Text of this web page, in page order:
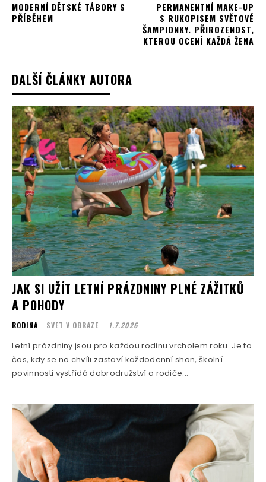
MODERNÍ DĚTSKÉ TÁBORY S
PŘÍBĚHEM
PERMANENTNÍ MAKE-UP
S RUKOPISEM SVĚTOVÉ
ŠAMPIONKY. PŘIROZENOST,
KTEROU OCENÍ KAŽDÁ ŽENA
DALŠÍ ČLÁNKY AUTORA
JAK SI UŽÍT LETNÍ PRÁZDNINY PLNÉ ZÁŽITKŮ
A POHODY
RODINA SVET V OBRAZE - 1.7.2026
Letní prázdniny jsou pro každou rodinu vrcholem roku. Je to
čas, kdy se na chvíli zastaví každodenní shon, školní
povinnosti vystřídá dobrodružství a rodiče...